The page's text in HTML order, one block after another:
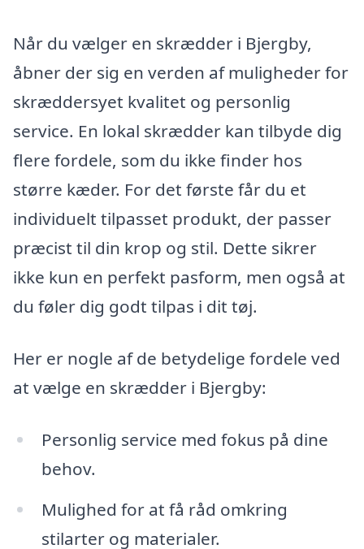
Når du vælger en skrædder i Bjergby,
åbner der sig en verden af muligheder for
skræddersyet kvalitet og personlig
service. En lokal skrædder kan tilbyde dig
flere fordele, som du ikke finder hos
større kæder. For det første får du et
individuelt tilpasset produkt, der passer
præcist til din krop og stil. Dette sikrer
ikke kun en perfekt pasform, men også at
du føler dig godt tilpas i dit tøj.
Her er nogle af de betydelige fordele ved
at vælge en skrædder i Bjergby:
Personlig service med fokus på dine
behov.
Mulighed for at få råd omkring
stilarter og materialer.